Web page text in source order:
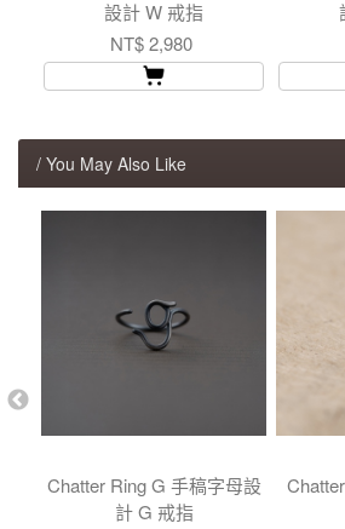
設計 W 戒指
NT$ 2,980
/ You May Also Like
Chatter Ring G 手稿字母設
計 G 戒指